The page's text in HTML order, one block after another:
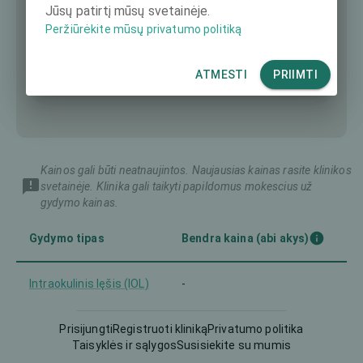
Kainos gali būti neatnaujintos. Naujausias kainas rasite klinikos
svetainėje. Klinika gali taikyti papildomus mokescius už
gydymo kainas.
Gydymo tipas Bendra kaina (abi akys)
Intraokulinis lęšis (IOL) -
Trans-PRK ir pan. -
PrisijungtiRegistruoti klinikąPrivatumo politika
Taisyklės ir sąlygosSusisiekite su mumis
Jūsų patirtį mūsų svetainėje.
Peržiūrėkite mūsų privatumo politiką
ATMESTI PRIIMTI